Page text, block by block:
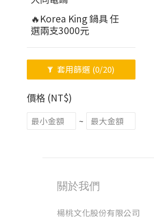
🔥Korea King 鍋具 任
選兩支3000元
套用篩選 (0/20)
價格 (NT$)
~
關於我們
楊桃文化股份有限公司